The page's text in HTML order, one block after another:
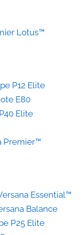
Lotus™
P12 Elite
E80
Elite
Premier™
Essential™
Balance
P25 Elite